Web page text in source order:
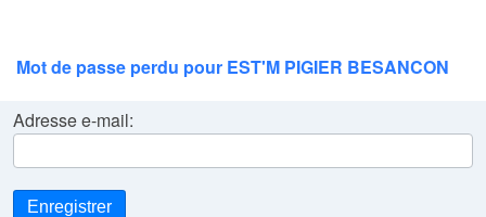
Mot de passe perdu pour EST'M PIGIER BESANCON
Adresse e-mail:
Enregistrer